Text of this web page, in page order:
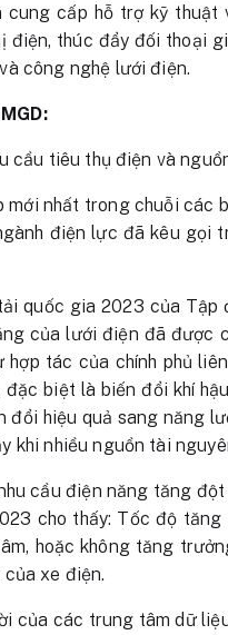
cung cấp hỗ trợ kỹ
điện, thúc đẩy đối thoại
công nghệ lưới điện.
cầu tiêu thụ điện và
mới nhất trong chuỗi các
điện lực đã kêu gọi
quốc gia 2023 của
của lưới điện đã được
hợp tác của chính phủ
biệt là biến đổi khí
đổi hiệu quả sang năng
khi nhiều nguồn tài
cầu điện năng tăng
cho thấy: Tốc độ
hoặc không tăng
xe điện.
của các trung tâm dữ